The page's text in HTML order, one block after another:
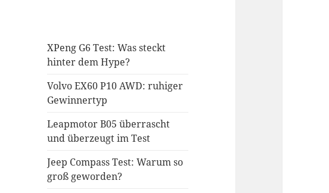
XPeng G6 Test: Was steckt
hinter dem Hype?
Volvo EX60 P10 AWD: ruhiger
Gewinnertyp
Leapmotor B05 überrascht
und überzeugt im Test
Jeep Compass Test: Warum so
groß geworden?